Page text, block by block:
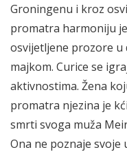
Groningenu i kroz
promatra harmoniju
osvijetljene prozore u
majkom. Curice se
aktivnostima. Žena
promatra njezina je
smrti svoga muža
Ona ne poznaje svoje